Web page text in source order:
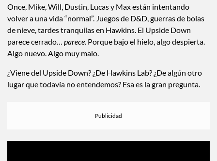
Once, Mike, Will, Dustin, Lucas y Max están intentando
volver a una vida “normal”. Juegos de D&D, guerras de bolas
de nieve, tardes tranquilas en Hawkins. El Upside Down
parece cerrado… parece. Porque bajo el hielo, algo despierta.
Algo nuevo. Algo muy malo.
¿Viene del Upside Down? ¿De Hawkins Lab? ¿De algún otro
lugar que todavía no entendemos? Esa es la gran pregunta.